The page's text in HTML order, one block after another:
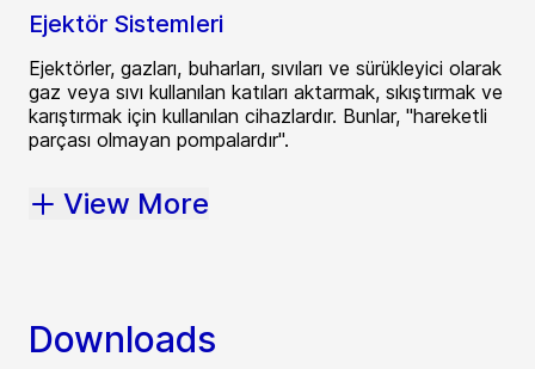
Ejektör Sistemleri
Ejektörler, gazları, buharları, sıvıları ve sürükleyici olarak
gaz veya sıvı kullanılan katıları aktarmak, sıkıştırmak ve
karıştırmak için kullanılan cihazlardır. Bunlar, "hareketli
parçası olmayan pompalardır".
View More
Downloads